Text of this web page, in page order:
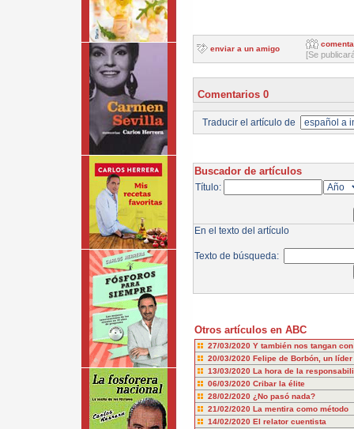
enviar a un amigo
[Se
Comentarios 0
Traducir el artículo de
Buscador de artículos
Título:
En el texto del artículo
Texto de búsqueda:
Otros artículos en ABC
27/03/2020 Y también nos tangan
20/03/2020 Felipe de Borbón, un
13/03/2020 La hora de la
06/03/2020 Cribar la élite
28/02/2020 ¿No pasó nada?
21/02/2020 La mentira como método
14/02/2020 El relator cuentista